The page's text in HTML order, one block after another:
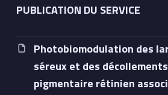
PUBLICATION DU SERVICE
Photobiomodulation des
séreux et des
pigmentaire rétinien